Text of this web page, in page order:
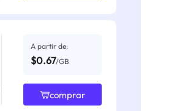
A partir de:
$0.67/GB
comprar